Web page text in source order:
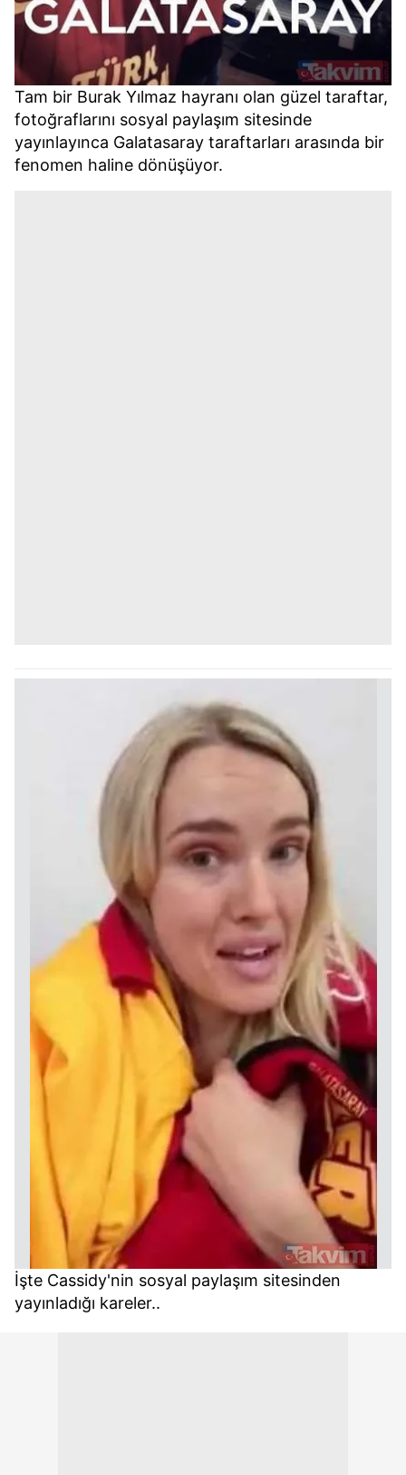
Tam bir Burak Yılmaz hayranı olan güzel taraftar,
fotoğraflarını sosyal paylaşım sitesinde
yayınlayınca Galatasaray taraftarları arasında bir
fenomen haline dönüşüyor.
İşte Cassidy'nin sosyal paylaşım sitesinden
yayınladığı kareler..